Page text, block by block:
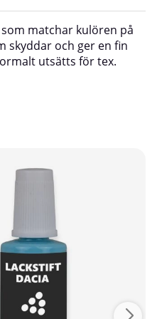
matchar kulören på
skyddar och ger en fin
utsätts för tex.